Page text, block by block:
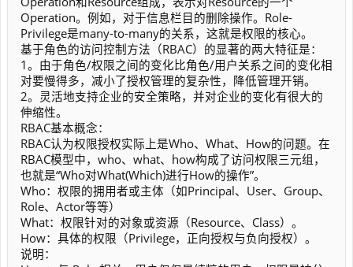
Operation。例如，对于信息栏目的删除操作。Role-
Privilege是many-to-many的关系，这就是权限的核心。
基于角色的访问控制方法（RBAC）的显著的两大特征是：
1。由于角色/权限之间的变化比角色/用户关系之间的变化相
对要慢得多，减小了授权管理的复杂性，降低管理开销。
2。灵活地支持企业的安全策略，并对企业的变化有很大的
伸缩性。
RBAC基本概念：
RBAC认为权限授权实际上是Who、What、How的问题。在
RBAC模型中，who、what、how构成了访问权限三元组，
也就是“Who对What(Which)进行How的操作”。
Who：权限的拥用者或主体（如Principal、User、Group、
Role、Actor等等）
What：权限针对的对象或资源（Resource、Class）。
How：具体的权限（Privilege，正向授权与负向授权）。
说明：